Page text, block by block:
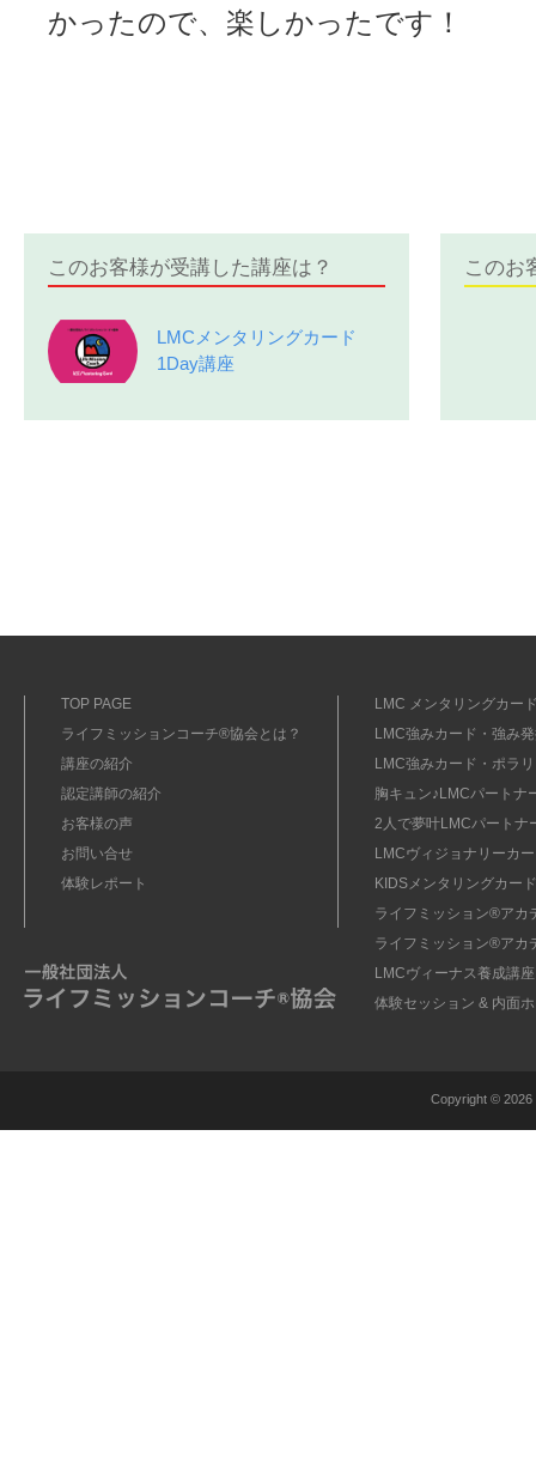
かったので、楽しかったです！
このお客様が受講した講座は？
LMCメンタリングカード
1Day講座
このお
TOP PAGE
ライフミッションコーチ®協会とは？
講座の紹介
認定講師の紹介
お客様の声
お問い合せ
体験レポート
LMC メンタリングカー
LMC強みカード・強み
LMC強みカード・ポラ
胸キュン♪LMCパートナ
2人で夢叶LMCパートナ
LMCヴィジョナリーカ
KIDSメンタリングカー
ライフミッション®︎アカ
ライフミッション®︎アカ
LMCヴィーナス養成講座
体験セッション & 内面
Copyright © 2026